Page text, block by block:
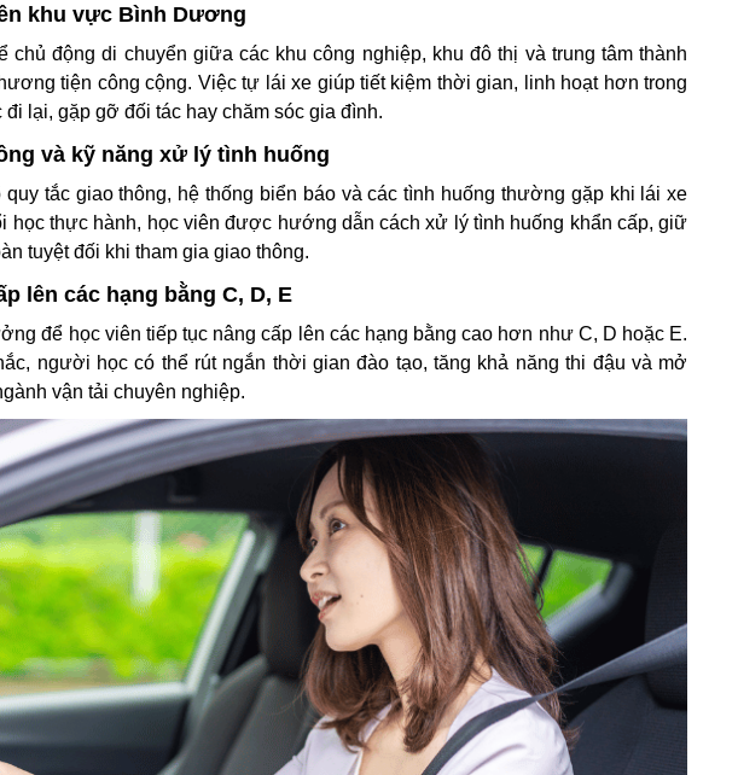
khu vực Bình Dương
động di chuyển giữa các khu công nghiệp, khu đô thị và trung tâm thành
tiện công cộng. Việc tự lái xe giúp tiết kiệm thời gian, linh hoạt hơn trong
lại, gặp gỡ đối tác hay chăm sóc gia đình.
và kỹ năng xử lý tình huống
tắc giao thông, hệ thống biển báo và các tình huống thường gặp khi lái xe
học thực hành, học viên được hướng dẫn cách xử lý tình huống khẩn cấp, giữ
tuyệt đối khi tham gia giao thông.
lên các hạng bằng C, D, E
để học viên tiếp tục nâng cấp lên các hạng bằng cao hơn như C, D hoặc E.
người học có thể rút ngắn thời gian đào tạo, tăng khả năng thi đậu và mở
vận tải chuyên nghiệp.